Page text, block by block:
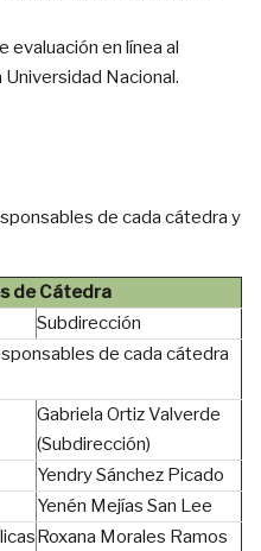
evaluación en línea al
Nacional.
de cada cátedra y
de Cátedra
Subdirección
de cada cátedra
Gabriela Ortiz Valverde
(Subdirección)
Yendry Sánchez Picado
Yenén Mejías San Lee
Roxana Morales Ramos